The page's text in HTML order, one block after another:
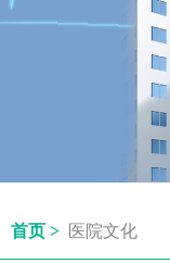
首页 > 医院文化